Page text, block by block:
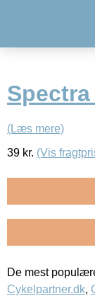
(Læs mere)
39 kr. (Vis
De mest
Cykelpartner.dk,